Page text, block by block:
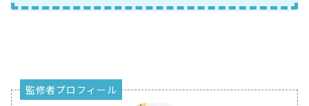
監修者プロフィール